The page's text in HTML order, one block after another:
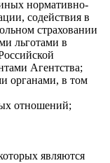
нормативно-
содействия в
страховании
льготами в
Агентства;
органами, в том
отношений;
являются